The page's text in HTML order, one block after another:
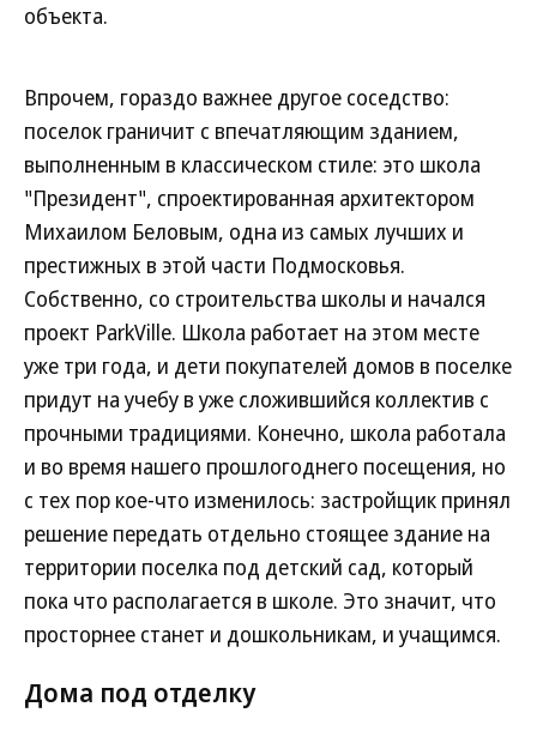
объекта.
Впрочем, гораздо важнее другое соседство:
поселок граничит с впечатляющим зданием,
выполненным в классическом стиле: это школа
"Президент", спроектированная архитектором
Михаилом Беловым, одна из самых лучших и
престижных в этой части Подмосковья.
Собственно, со строительства школы и начался
проект ParkVille. Школа работает на этом месте
уже три года, и дети покупателей домов в поселке
придут на учебу в уже сложившийся коллектив с
прочными традициями. Конечно, школа работала
и во время нашего прошлогоднего посещения, но
с тех пор кое-что изменилось: застройщик принял
решение передать отдельно стоящее здание на
территории поселка под детский сад, который
пока что располагается в школе. Это значит, что
просторнее станет и дошкольникам, и учащимся.
Дома под отделку